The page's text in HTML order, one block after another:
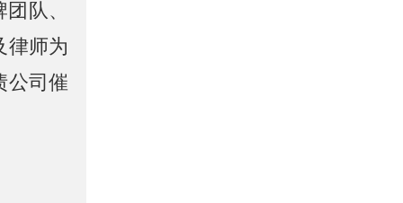
队、
律师为
公司催